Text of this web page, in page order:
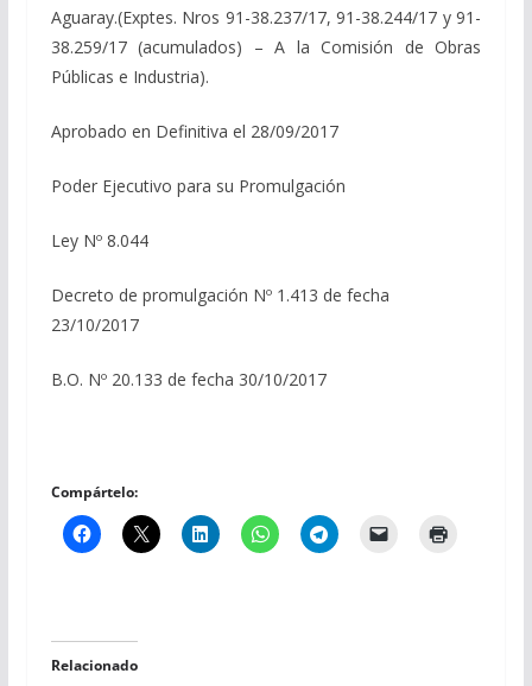
Aguaray.(Exptes. Nros 91-38.237/17, 91-38.244/17 y 91-
38.259/17 (acumulados) – A la Comisión de Obras
Públicas e Industria).
Aprobado en Definitiva el 28/09/2017
Poder Ejecutivo para su Promulgación
Ley Nº 8.044
Decreto de promulgación Nº 1.413 de fecha
23/10/2017
B.O. Nº 20.133 de fecha 30/10/2017
Compártelo:
Relacionado